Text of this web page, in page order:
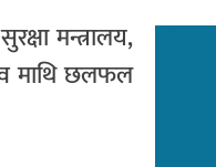
मन्त्रालय,
माथि छलफल